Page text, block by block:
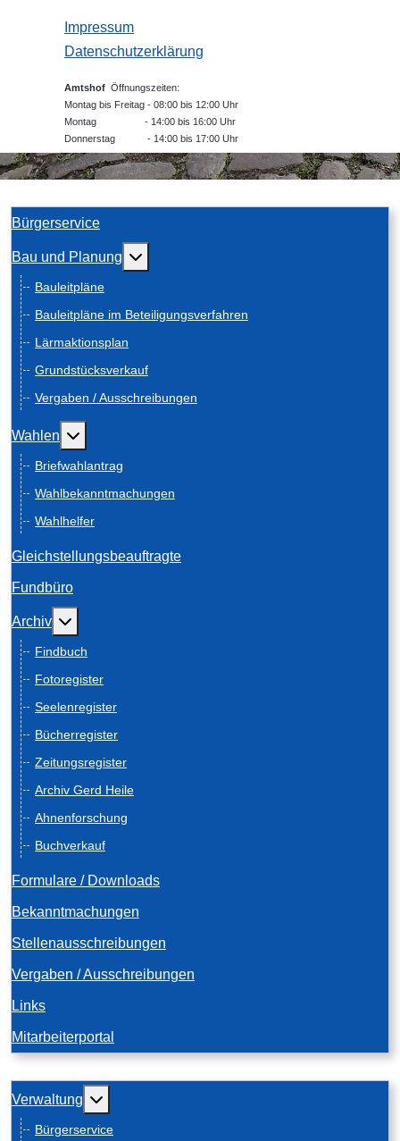
Impressum
Datenschutzerklärung
Amtshof Öffnungszeiten:
Montag bis Freitag - 08:00 bis 12:00 Uhr
Montag - 14:00 bis 16:00 Uhr
Donnerstag - 14:00 bis 17:00 Uhr
Bürgerservice
Bau und Planung Weitere Informationen: Bau und Planung
Bauleitpläne
Bauleitpläne im Beteiligungsverfahren
Lärmaktionsplan
Grundstücksverkauf
Vergaben / Ausschreibungen
Wahlen Weitere Informationen: Wahlen
Briefwahlantrag
Wahlbekanntmachungen
Wahlhelfer
Gleichstellungsbeauftragte
Fundbüro
Archiv Weitere Informationen: Archiv
Findbuch
Fotoregister
Seelenregister
Bücherregister
Zeitungsregister
Archiv Gerd Heile
Ahnenforschung
Buchverkauf
Formulare / Downloads
Bekanntmachungen
Stellenausschreibungen
Vergaben / Ausschreibungen
Links
Mitarbeiterportal
Verwaltung Weitere Informationen: Verwaltung
Bürgerservice